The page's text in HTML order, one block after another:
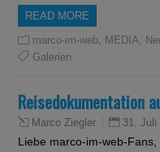
READ MORE
marco-im-web
MEDIA
Galerien
Reisedokumentation
Marco Ziegler 31. Juli
Liebe marco-im-web-